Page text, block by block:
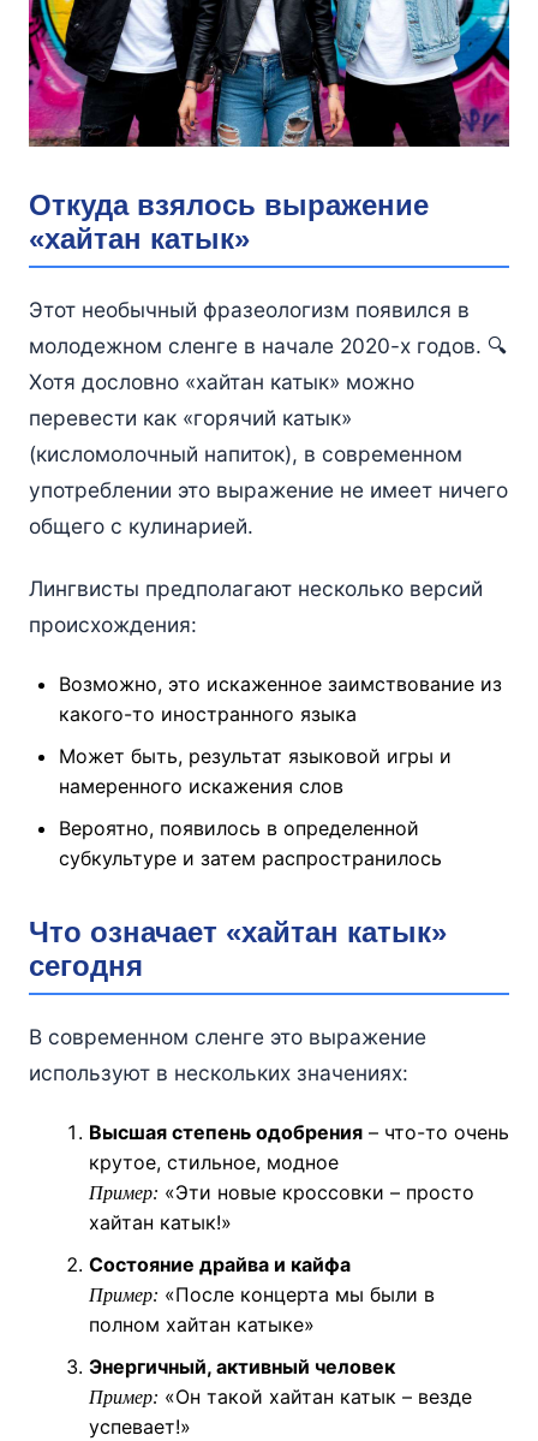
Откуда взялось выражение
«хайтан катык»
Этот необычный фразеологизм появился в
молодежном сленге в начале 2020-х годов. 🔍
Хотя дословно «хайтан катык» можно
перевести как «горячий катык»
(кисломолочный напиток), в современном
употреблении это выражение не имеет ничего
общего с кулинарией.
Лингвисты предполагают несколько версий
происхождения:
Возможно, это искаженное заимствование из
какого-то иностранного языка
Может быть, результат языковой игры и
намеренного искажения слов
Вероятно, появилось в определенной
субкультуре и затем распространилось
Что означает «хайтан катык»
сегодня
В современном сленге это выражение
используют в нескольких значениях:
Высшая степень одобрения– что-то очень
крутое, стильное, модное
Пример: «Эти новые кроссовки – просто
хайтан катык!»
Состояние драйва и кайфа
Пример: «После концерта мы были в
полном хайтан катыке»
Энергичный, активный человек
Пример: «Он такой хайтан катык – везде
успевает!»